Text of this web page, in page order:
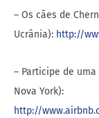
– Os cães de
Ucrânia): http://
– Participe de
Nova York):
http://